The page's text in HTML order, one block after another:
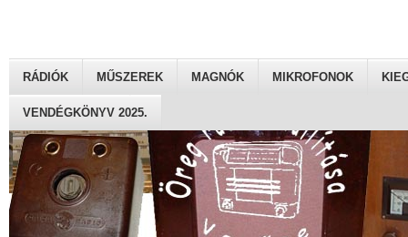
RÁDIÓK MŰSZEREK MAGNÓK MIKROFONOK
VENDÉGKÖNYV 2025.